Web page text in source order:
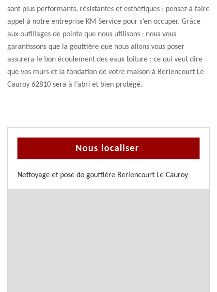
sont plus performants, résistantes et esthétiques ; pensez à faire
appel à notre entreprise KM Service pour s’en occuper. Grâce
aux outillages de pointe que nous utilisons ; nous vous
garantissons que la gouttière que nous allons vous poser
assurera le bon écoulement des eaux toiture ; ce qui veut dire
que vos murs et la fondation de votre maison à Berlencourt Le
Cauroy 62810 sera à l’abri et bien protégé.
Nous localiser
Nettoyage et pose de gouttière Berlencourt Le Cauroy